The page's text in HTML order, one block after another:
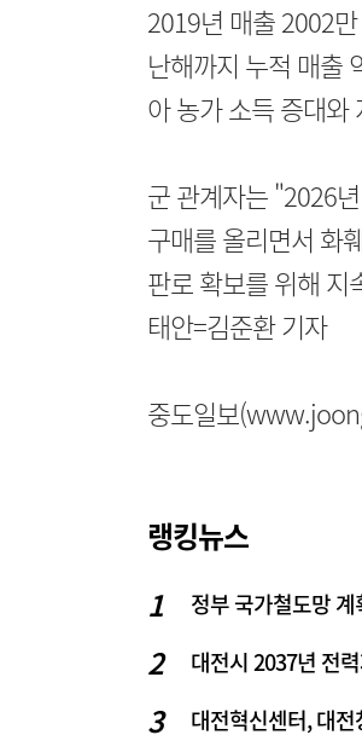
2019년 매출 2002
난해까지 누적 매출
아 농가 소득 증대와
군 관계자는 "2026
구매를 올리면서 화
판로 확보를 위해 지
태안=김준환 기자
중도일보
랭킹뉴스